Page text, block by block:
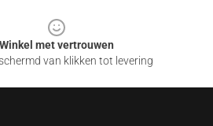
Winkel met vertrouwen
van klikken tot levering